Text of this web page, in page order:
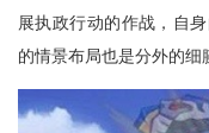
展执政行动的作战，自
的情景布局也是分外的细